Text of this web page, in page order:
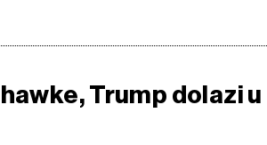
Trump dolazi u